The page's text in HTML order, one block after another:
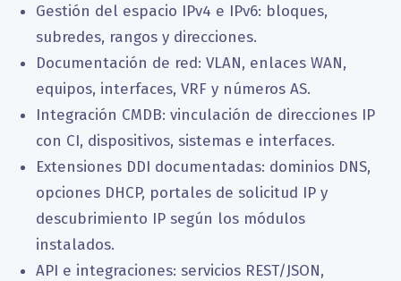
Gestión del espacio IPv4 e IPv6: bloques,
subredes, rangos y direcciones.
Documentación de red: VLAN, enlaces WAN,
equipos, interfaces, VRF y números AS.
Integración CMDB: vinculación de direcciones IP
con CI, dispositivos, sistemas e interfaces.
Extensiones DDI documentadas: dominios DNS,
opciones DHCP, portales de solicitud IP y
descubrimiento IP según los módulos
instalados.
API e integraciones: servicios REST/JSON,